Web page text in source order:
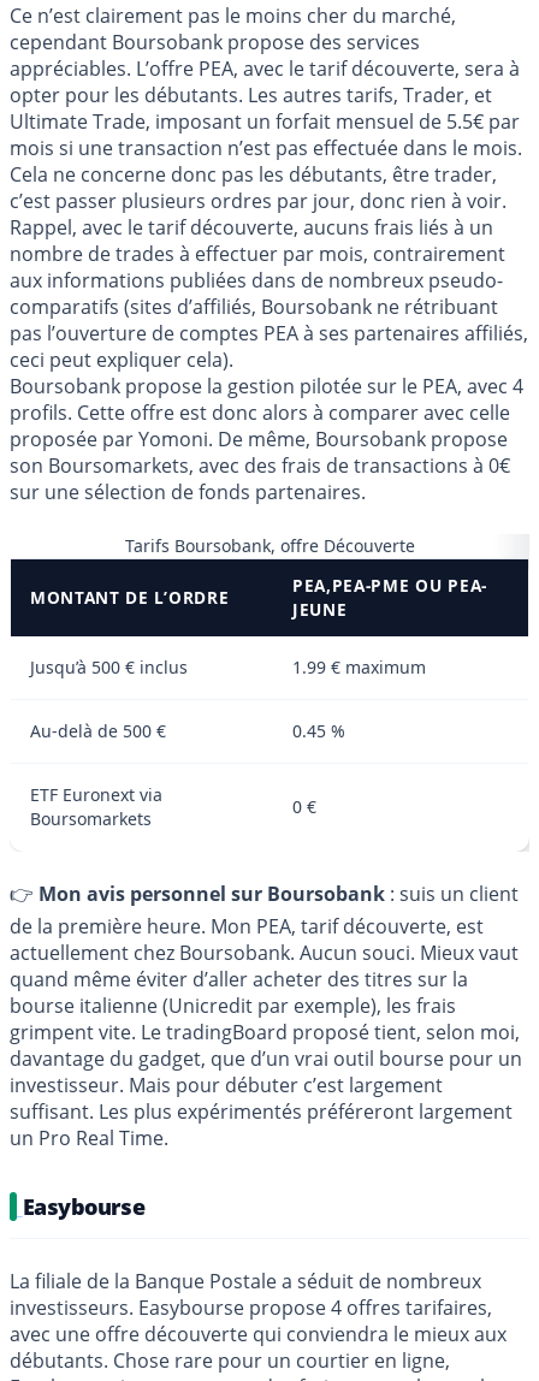
Ce n’est clairement pas le moins cher du marché,
cependant Boursobank propose des services
appréciables. L’offre PEA, avec le tarif découverte, sera à
opter pour les débutants. Les autres tarifs, Trader, et
Ultimate Trade, imposant un forfait mensuel de 5.5€ par
mois si une transaction n’est pas effectuée dans le mois.
Cela ne concerne donc pas les débutants, être trader,
c’est passer plusieurs ordres par jour, donc rien à voir.
Rappel, avec le tarif découverte, aucuns frais liés à un
nombre de trades à effectuer par mois, contrairement
aux informations publiées dans de nombreux pseudo-
comparatifs (sites d’affiliés, Boursobank ne rétribuant
pas l’ouverture de comptes PEA à ses partenaires affiliés,
ceci peut expliquer cela).
Boursobank propose la gestion pilotée sur le PEA, avec 4
profils. Cette offre est donc alors à comparer avec celle
proposée par Yomoni. De même, Boursobank propose
son Boursomarkets, avec des frais de transactions à 0€
sur une sélection de fonds partenaires.
Tarifs Boursobank, offre Découverte
MONTANT DE L’ORDRE
PEA,PEA-PME OU PEA-
JEUNE
Jusqu’à 500 € inclus 1.99 € maximum
Au-delà de 500 € 0.45 %
ETF Euronext via
Boursomarkets
0 €
👉 Mon avis personnel sur Boursobank : suis un client
de la première heure. Mon PEA, tarif découverte, est
actuellement chez Boursobank. Aucun souci. Mieux vaut
quand même éviter d’aller acheter des titres sur la
bourse italienne (Unicredit par exemple), les frais
grimpent vite. Le tradingBoard proposé tient, selon moi,
davantage du gadget, que d’un vrai outil bourse pour un
investisseur. Mais pour débuter c’est largement
suffisant. Les plus expérimentés préféreront largement
un Pro Real Time.
Easybourse
La filiale de la Banque Postale a séduit de nombreux
investisseurs. Easybourse propose 4 offres tarifaires,
avec une offre découverte qui conviendra le mieux aux
débutants. Chose rare pour un courtier en ligne,